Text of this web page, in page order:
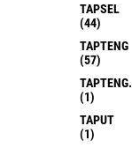
TAPSEL
(44)
TAPTENG
(57)
TAPTENG.
(1)
TAPUT
(1)